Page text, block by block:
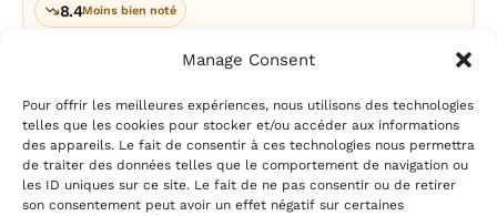
Manage Consent
Pour offrir les meilleures expériences, nous utilisons des technologies
telles que les cookies pour stocker et/ou accéder aux informations
des appareils. Le fait de consentir à ces technologies nous permettra
de traiter des données telles que le comportement de navigation ou
les ID uniques sur ce site. Le fait de ne pas consentir ou de retirer
son consentement peut avoir un effet négatif sur certaines
8.4Moins bien noté
Mentions légales|Politique